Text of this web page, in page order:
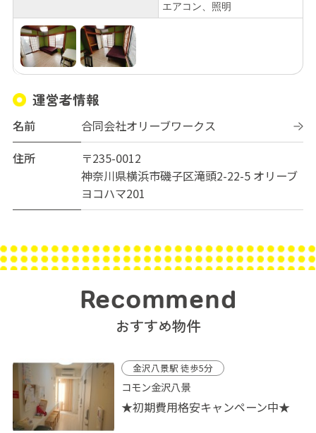
エアコン、照明
運営者情報
名前
合同会社オリーブワークス
住所
〒235-0012
神奈川県横浜市磯子区滝頭2-22-5 オリーブ
ヨコハマ201
Recommend
おすすめ物件
金沢八景駅 徒歩5分
コモン金沢八景
★初期費用格安キャンペーン中★